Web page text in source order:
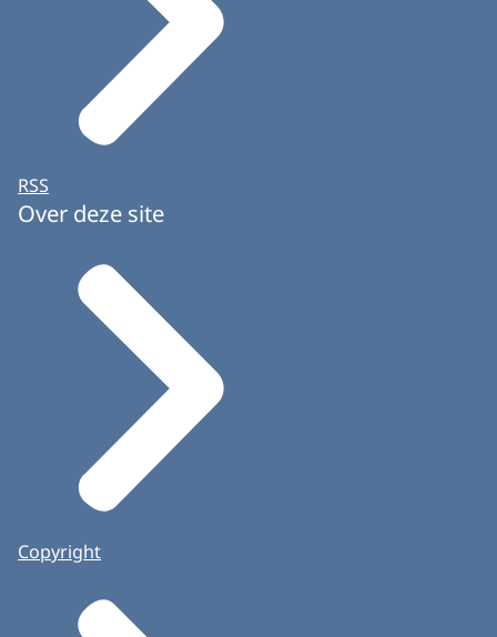
RSS
Over deze site
Copyright